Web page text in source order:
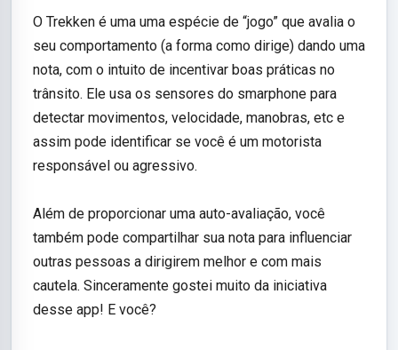
O Trekken é uma uma espécie de “jogo” que avalia o
seu comportamento (a forma como dirige) dando uma
nota, com o intuito de incentivar boas práticas no
trânsito. Ele usa os sensores do smarphone para
detectar movimentos, velocidade, manobras, etc e
assim pode identificar se você é um motorista
responsável ou agressivo.
Além de proporcionar uma auto-avaliação, você
também pode compartilhar sua nota para influenciar
outras pessoas a dirigirem melhor e com mais
cautela. Sinceramente gostei muito da iniciativa
desse app! E você?